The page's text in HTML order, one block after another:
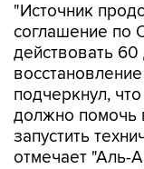
"Источник
соглашение по
действовать
подчеркнул,
должно помочь
запустить
отмечает "Аль-